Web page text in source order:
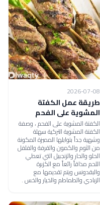
2026-07-08
طريقة عمل الكفتة
المشوية على الفحم
الكفتة المشوية على الفحم ، وصفة
الكفتة المشوية التركية سهلة
وشهية جداً بتوابلها المميزة المكونة
من الثوم والكمون والقرفة والفلفل
الحلو والحار والزنجبيل التي تعطي
اللحم مذاقاً رائعاً مع الكزبرة
والبقدونس ويتم تقديمها مع
الزبادي والطماطم والخيار والخس .